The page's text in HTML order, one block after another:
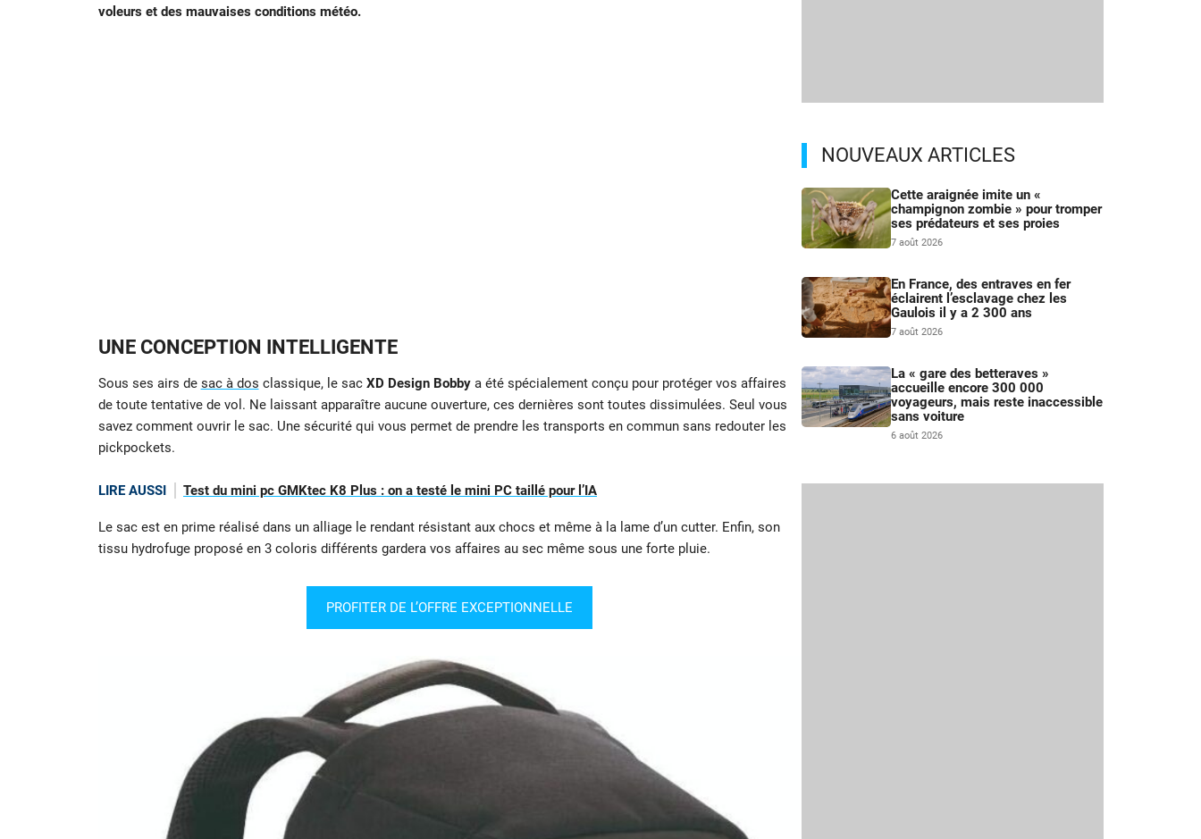
voleurs et des mauvaises conditions météo.
UNE CONCEPTION INTELLIGENTE
Sous ses airs de sac à dos classique, le sac XD Design Bobbya été spécialement conçu pour protéger vos affaires
de toute tentative de vol. Ne laissant apparaître aucune ouverture, ces dernières sont toutes dissimulées. Seul vous
savez comment ouvrir le sac. Une sécurité qui vous permet de prendre les transports en commun sans redouter les
pickpockets.
LIRE AUSSI Test du mini pc GMKtec K8 Plus : on a testé le mini PC taillé pour l’IA
Le sac est en prime réalisé dans un alliage le rendant résistant aux chocs et même à la lame d’un cutter. Enfin, son
tissu hydrofuge proposé en 3 coloris différents gardera vos affaires au sec même sous une forte pluie.
PROFITER DE L’OFFRE EXCEPTIONNELLE
NOUVEAUX ARTICLES
Cette araignée imite un «
champignon zombie » pour tromper
ses prédateurs et ses proies
7 août 2026
En France, des entraves en fer
éclairent l’esclavage chez les
Gaulois il y a 2 300 ans
7 août 2026
La « gare des betteraves »
accueille encore 300 000
voyageurs, mais reste inaccessible
sans voiture
6 août 2026